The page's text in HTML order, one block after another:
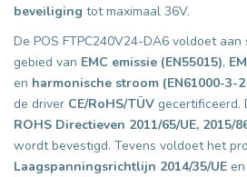
beveiliging tot maximaal 36V.
De POS FTPC240V24-DA6 voldoet
gebied van EMC emissie (EN55015),
en harmonische stroom (EN61000-3-
de driver CE/RoHS/TÜV gecertificeerd.
ROHS Directieven 2011/65/UE, 2015/
wordt bevestigd. Tevens voldoet het
Laagspanningsrichtlijn 2014/35/UE